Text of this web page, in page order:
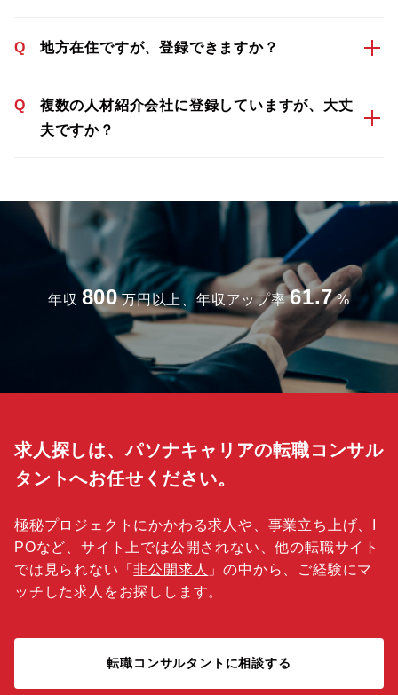
Q 地方在住ですが、登録できますか？
Q
複数の人材紹介会社に登録していますが、大丈
夫ですか？
年収 800 万円以上、年収アップ率 61.7 %
求人探しは、パソナキャリアの転職コンサル
タントへお任せください。
極秘プロジェクトにかかわる求人や、事業立ち上げ、I
POなど、サイト上では公開されない、他の転職サイト
では見られない「非公開求人 」の中から、ご経験にマ
ッチした求人をお探しします。
転職コンサルタントに相談する